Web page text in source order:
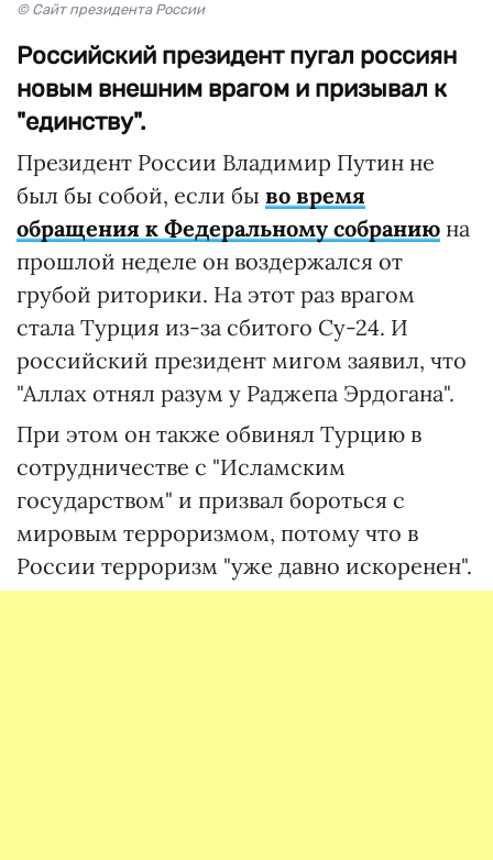
© Сайт президента России
Российский президент пугал россиян
новым внешним врагом и призывал к
"единству".
Президент России Владимир Путин не
был бы собой, если бы во время
обращения к Федеральному собранию на
прошлой неделе он воздержался от
грубой риторики. На этот раз врагом
стала Турция из-за сбитого Су-24. И
российский президент мигом заявил, что
"Аллах отнял разум у Раджепа Эрдогана".
При этом он также обвинял Турцию в
сотрудничестве с "Исламским
государством" и призвал бороться с
мировым терроризмом, потому что в
России терроризм "уже давно искоренен".